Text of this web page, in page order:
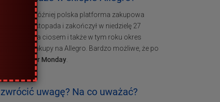
rok później polska platforma zakupowa
24 listopada i zakończył w niedzielę 27
pójdzie za ciosem i także w tym roku okres
na zakupy na Allegro. Bardzo możliwe, że po
Cyber Monday
uwagę? Na co uważać?